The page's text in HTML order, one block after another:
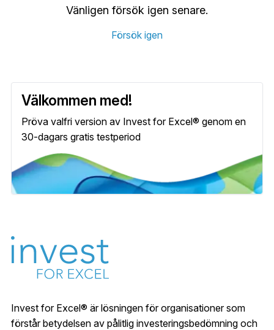
Vänligen försök igen senare.
Försök igen
Välkommen med!
Pröva valfri version av Invest for Excel® genom en
30-dagars gratis testperiod
Invest for Excel® är lösningen för organisationer som
förstår betydelsen av pålitlig investeringsbedömning och